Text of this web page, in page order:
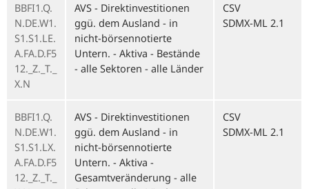
BBFI1.Q.
N.DE.W1.
S1.S1.LE.
A.FA.D.F5
12._Z._T._
X.N
AVS - Direktinvestitionen
ggü. dem Ausland - in
nicht-börsennotierte
Untern. - Aktiva - Bestände
- alle Sektoren - alle Länder
CSV
SDMX-ML 2.1
BBFI1.Q.
N.DE.W1.
S1.S1.LX.
A.FA.D.F5
12._Z._T._
AVS - Direktinvestitionen
ggü. dem Ausland - in
nicht-börsennotierte
Untern. - Aktiva -
Gesamtveränderung - alle
CSV
SDMX-ML 2.1